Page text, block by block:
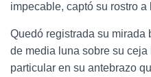
impecable, captó su rostro a
Quedó registrada su mirada
de media luna sobre su
particular en su antebrazo